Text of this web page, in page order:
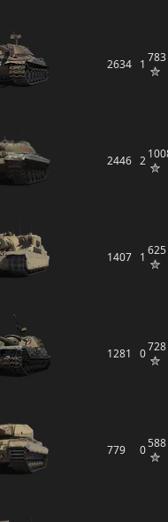
2634 1 783
2446 2
1407 1 625
1281 0728
779 0588